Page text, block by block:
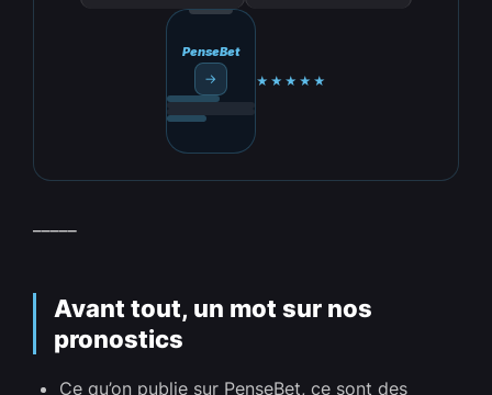
PenseBet
→ ★★★★★
Avant tout, un mot sur nos
pronostics
Ce qu’on publie sur PenseBet, ce sont des